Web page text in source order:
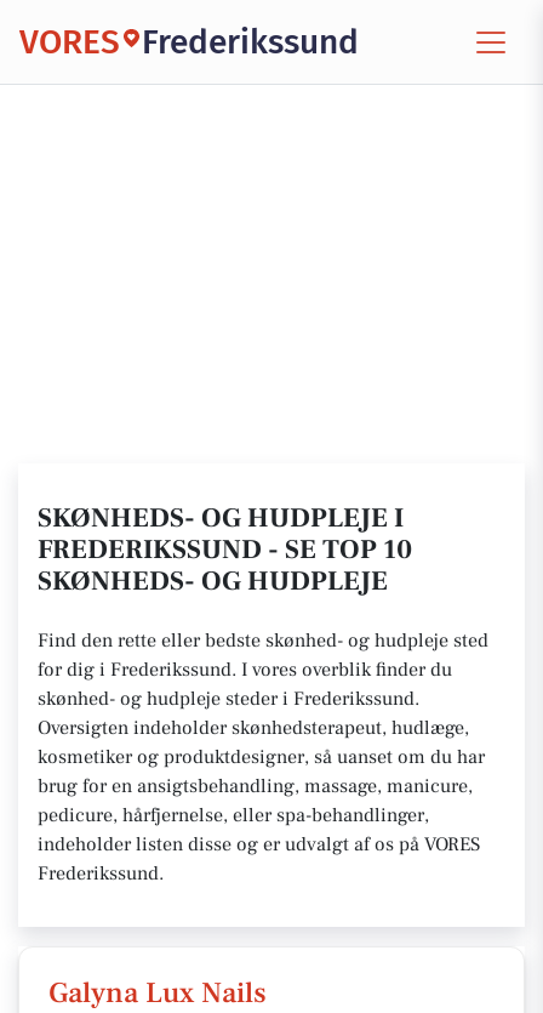
VORES Frederikssund
SKØNHEDS- OG HUDPLEJE I
FREDERIKSSUND - SE TOP 10
SKØNHEDS- OG HUDPLEJE
Find den rette eller bedste skønhed- og hudpleje sted
for dig i Frederikssund. I vores overblik finder du
skønhed- og hudpleje steder i Frederikssund.
Oversigten indeholder skønhedsterapeut, hudlæge,
kosmetiker og produktdesigner, så uanset om du har
brug for en ansigtsbehandling, massage, manicure,
pedicure, hårfjernelse, eller spa-behandlinger,
indeholder listen disse og er udvalgt af os på VORES
Frederikssund.
Galyna Lux Nails